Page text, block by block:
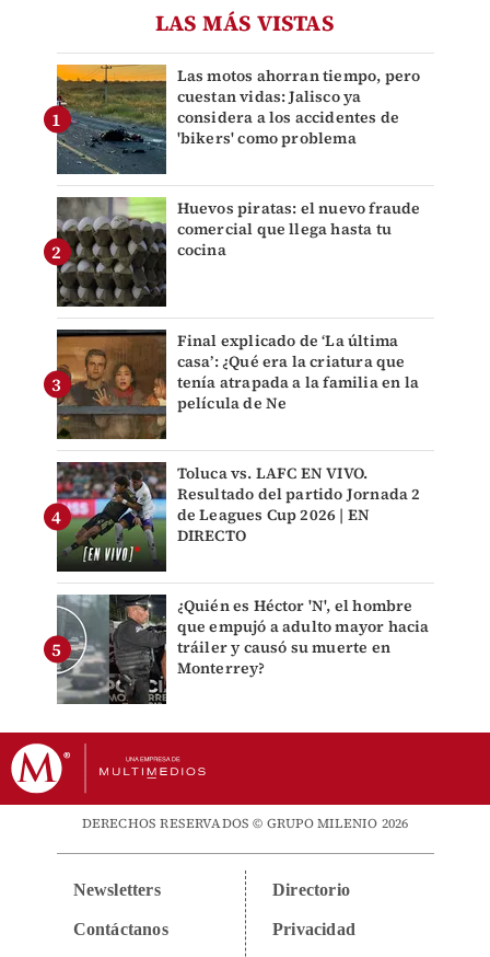
LAS MÁS VISTAS
Las motos ahorran tiempo, pero
cuestan vidas: Jalisco ya
considera a los accidentes de
'bikers' como problema
Huevos piratas: el nuevo fraude
comercial que llega hasta tu
cocina
Final explicado de ‘La última
casa’: ¿Qué era la criatura que
tenía atrapada a la familia en la
película de Ne
Toluca vs. LAFC EN VIVO.
Resultado del partido Jornada 2
de Leagues Cup 2026 | EN
DIRECTO
¿Quién es Héctor 'N', el hombre
que empujó a adulto mayor hacia
tráiler y causó su muerte en
Monterrey?
DERECHOS RESERVADOS © GRUPO MILENIO 2026
Newsletters
Contáctanos
Directorio
Privacidad